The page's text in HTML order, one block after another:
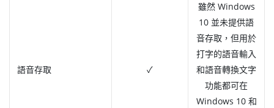
語音存取 ✓
雖然 Windows
10 並未提供語
音存取，但用於
打字的語音輸入
和語音轉換文字
功能都可在
Windows 10 和